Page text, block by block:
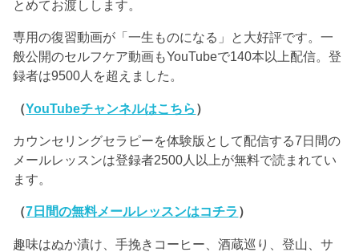
とめてお渡しします。
専用の復習動画が「一生ものになる」と大好評です。一
般公開のセルフケア動画もYouTubeで140本以上配信。登
録者は9500人を超えました。
（YouTubeチャンネルはこちら ）
カウンセリングセラピーを体験版として配信する7日間の
メールレッスンは登録者2500人以上が無料で読まれてい
ます。
（7日間の無料メールレッスンはコチラ ）
趣味はぬか漬け、手挽きコーヒー、酒蔵巡り、登山、サ